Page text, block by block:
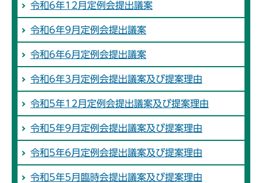
令和6年12月定例会提出議案
令和6年9月定例会提出議案
令和6年6月定例会提出議案
令和6年3月定例会提出議案及び提案理由
令和5年12月定例会提出議案及び提案理由
令和5年9月定例会提出議案及び提案理由
令和5年6月定例会提出議案及び提案理由
令和5年5月臨時会提出議案及び提案理由